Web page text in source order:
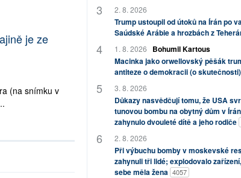
je ze
(na snímku v
2. 8. 2026
Trump ustoupil od útoků na Írán po
Saúdské Arábie a hrozbách z
1. 8. 2026
Bohumil Kartous
Macinka jako orwellovský pěšák
antiteze o demokracii (o skutečnosti)
3. 8. 2026
Důkazy nasvědčují tomu, že USA
tunovou bombu na obytný dům v
zahynulo dvouleté dítě a jeho rodiče
2. 8. 2026
Při výbuchu bomby v moskevské
zahynuli tři lidé; explodovalo
sebe měla žena 4057